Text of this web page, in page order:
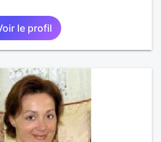
le profil